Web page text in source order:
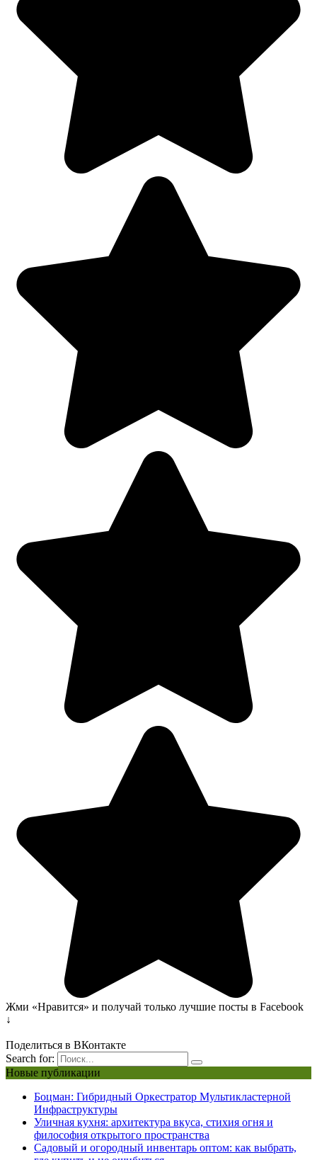
Жми «Нравится» и получай только лучшие посты в Facebook
↓
Поделиться в ВКонтакте
Search for:
Новые публикации
Боцман: Гибридный Оркестратор Мультикластерной
Инфраструктуры
Уличная кухня: архитектура вкуса, стихия огня и
философия открытого пространства
Садовый и огородный инвентарь оптом: как выбрать,